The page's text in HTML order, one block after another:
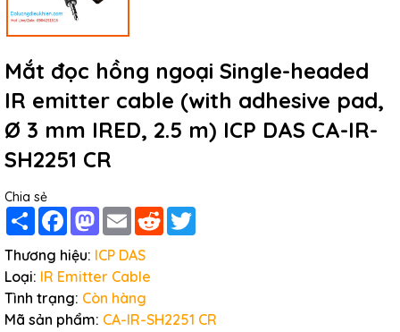
Mắt đọc hồng ngoại Single-headed
IR emitter cable (with adhesive pad,
Ø 3 mm IRED, 2.5 m) ICP DAS CA-IR-
SH2251 CR
Chia sẻ
Share FacebookMastodon
Email Reddit
Thương hiệu: ICP DAS
Loại: IR Emitter Cable
Tình trạng: Còn hàng
Mã sản phẩm: CA-IR-SH2251 CR